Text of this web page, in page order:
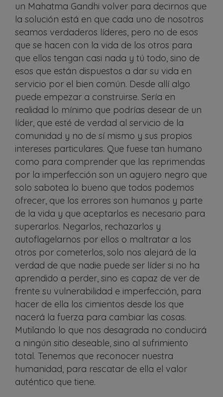
un Mahatma Gandhi volver para decirnos que
la solución está en que cada uno de nosotros
seamos verdaderos líderes, pero no de esos
que se hacen con la vida de los otros para
que ellos tengan casi nada y tú todo, sino de
esos que están dispuestos a dar su vida en
servicio por el bien común. Desde allí algo
puede empezar a construirse. Sería en
realidad lo mínimo que podrías desear de un
líder, que esté de verdad al servicio de la
comunidad y no de sí mismo y sus propios
intereses particulares. Que fuese tan humano
como para comprender que las reprimendas
por la imperfección son un agujero negro que
solo sabotea lo bueno que todos podemos
ofrecer, que los errores son humanos y parte
de la vida y que aceptarlos es necesario para
superarlos. Negarlos, rechazarlos y
autoflagelarnos por ellos o maltratar a los
otros por cometerlos, solo nos alejará de la
verdad de que nadie puede ser líder si no ha
aprendido a perder, sino es capaz de ver de
frente su vulnerabilidad e imperfección, para
hacer de ella los cimientos desde los que
nacerá la fuerza para cambiar las cosas.
Mutilando lo que nos desagrada no conducirá
a ningún sitio deseable, sino al sufrimiento
total. Tenemos que reconocer nuestra
humanidad, para rescatar de ella el valor
auténtico que tiene.